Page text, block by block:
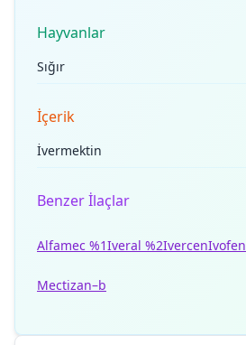
Hayvanlar
Sığır
İçerik
İvermektin
Benzer İlaçlar
Alfamec %1Iveral %2IvercenIvofen
Mectizan–b